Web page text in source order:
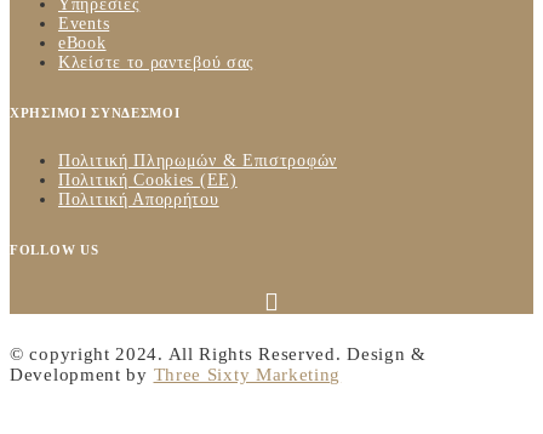
Υπηρεσίες
Events
eBook
Κλείστε το ραντεβού σας
ΧΡΗΣΙΜΟΙ ΣΥΝΔΕΣΜΟΙ
Πολιτική Πληρωμών & Επιστροφών
Πολιτική Cookies (ΕΕ)
Πολιτική Απορρήτου
FOLLOW US
© copyright 2024. All Rights Reserved. Design &
Development by Three Sixty Marketing